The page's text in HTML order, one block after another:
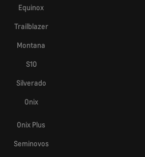
Equinox
Trailblazer
Montana
S10
Silverado
Onix
Onix Plus
Seminovos